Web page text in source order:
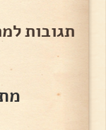
תגובות